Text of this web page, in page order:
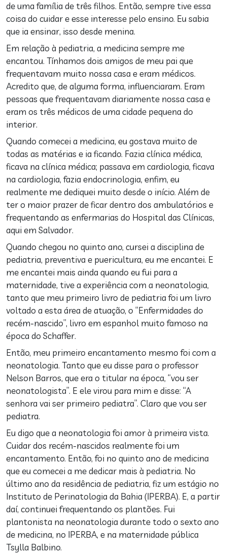
de uma família de três filhos. Então, sempre tive essa
coisa do cuidar e esse interesse pelo ensino. Eu sabia
que ia ensinar, isso desde menina.
Em relação à pediatria, a medicina sempre me
encantou. Tínhamos dois amigos de meu pai que
frequentavam muito nossa casa e eram médicos.
Acredito que, de alguma forma, influenciaram. Eram
pessoas que frequentavam diariamente nossa casa e
eram os três médicos de uma cidade pequena do
interior.
Quando comecei a medicina, eu gostava muito de
todas as matérias e ia ficando. Fazia clínica médica,
ficava na clínica médica; passava em cardiologia, ficava
na cardiologia, fazia endocrinologia, enfim, eu
realmente me dediquei muito desde o início. Além de
ter o maior prazer de ficar dentro dos ambulatórios e
frequentando as enfermarias do Hospital das Clínicas,
aqui em Salvador.
Quando chegou no quinto ano, cursei a disciplina de
pediatria, preventiva e puericultura, eu me encantei. E
me encantei mais ainda quando eu fui para a
maternidade, tive a experiência com a neonatologia,
tanto que meu primeiro livro de pediatria foi um livro
voltado a esta área de atuação, o “Enfermidades do
recém-nascido”, livro em espanhol muito famoso na
época do Schaffer.
Então, meu primeiro encantamento mesmo foi com a
neonatologia. Tanto que eu disse para o professor
Nelson Barros, que era o titular na época, “vou ser
neonatologista”. E ele virou para mim e disse: “A
senhora vai ser primeiro pediatra”. Claro que vou ser
pediatra.
Eu digo que a neonatologia foi amor à primeira vista.
Cuidar dos recém-nascidos realmente foi um
encantamento. Então, foi no quinto ano de medicina
que eu comecei a me dedicar mais à pediatria. No
último ano da residência de pediatria, fiz um estágio no
Instituto de Perinatologia da Bahia (IPERBA). E, a partir
daí, continuei frequentando os plantões. Fui
plantonista na neonatologia durante todo o sexto ano
de medicina, no IPERBA, e na maternidade pública
Tsylla Balbino.